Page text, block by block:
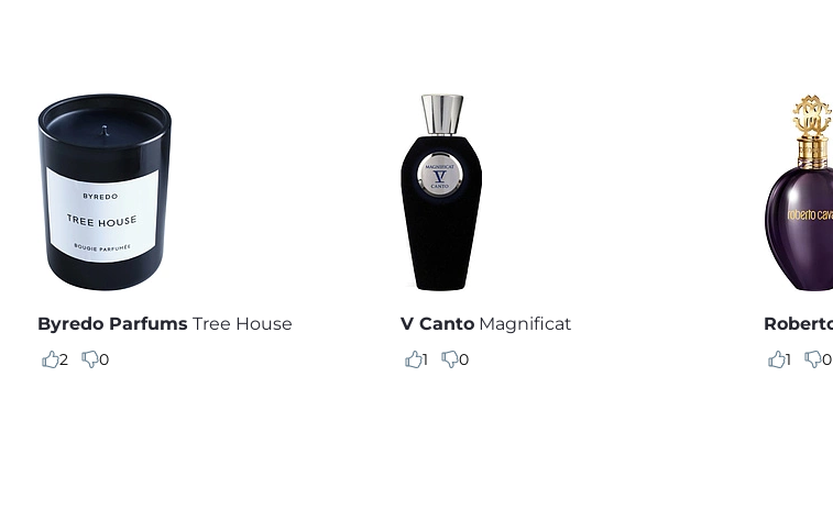
Byredo Parfums Tree House
2 0
V Canto Magnificat
1 0 1 0